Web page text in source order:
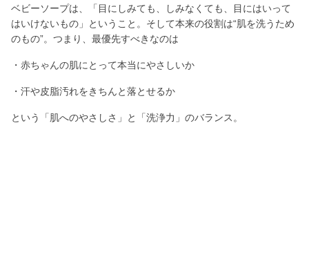
ベビーソープは、「目にしみても、しみなくても、目にはいって
はいけないもの」ということ。そして本来の役割は“肌を洗うため
のもの”。つまり、最優先すべきなのは
・赤ちゃんの肌にとって本当にやさしいか
・汗や皮脂汚れをきちんと落とせるか
という「肌へのやさしさ」と「洗浄力」のバランス。